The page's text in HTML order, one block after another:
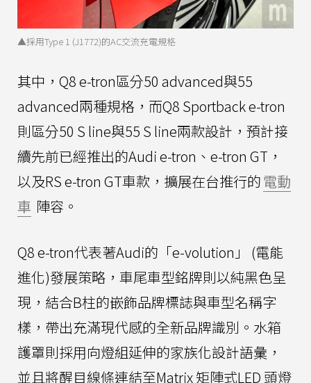
▲採用Type 1 (J1772)的AC交流充電規格
其中，Q8 e-tron區分50 advanced與55
advanced兩種規格，而Q8 Sportback e-tron
則區分50 S line與55 S line兩款設計，預計接
續先前已經推出的Audi e-tron、e-tron GT，
以及RS e-tron GT車款，擴展在台推行的電動
車 陣容。
Q8 e-tron代表著Audi的「e-volution」 (電能
進化)發展策略，車尾車型銘牌則以純黑色呈
現，結合B柱的嵌飾品牌標誌與車型名稱字
樣，帶出充滿現代感的全新品牌識別。水箱
護罩則採用向燈組延伸的家族化設計語彙，
並且將醒目線條連結至Matrix 矩陣式LED 頭燈